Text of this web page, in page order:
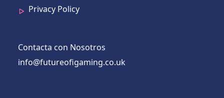
Privacy Policy
Contacta con Nosotros
info@futureofigaming.co.uk